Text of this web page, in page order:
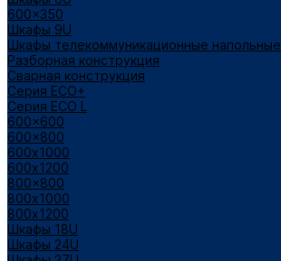
600x350
Шкафы 9U
Шкафы телекоммуникационные напольные
Разборная конструкция
Сварная конструкция
Серия ECO+
Серия ECO L
600x600
600x800
600х1000
600х1200
800x800
800х1000
800х1200
Шкафы 18U
Шкафы 24U